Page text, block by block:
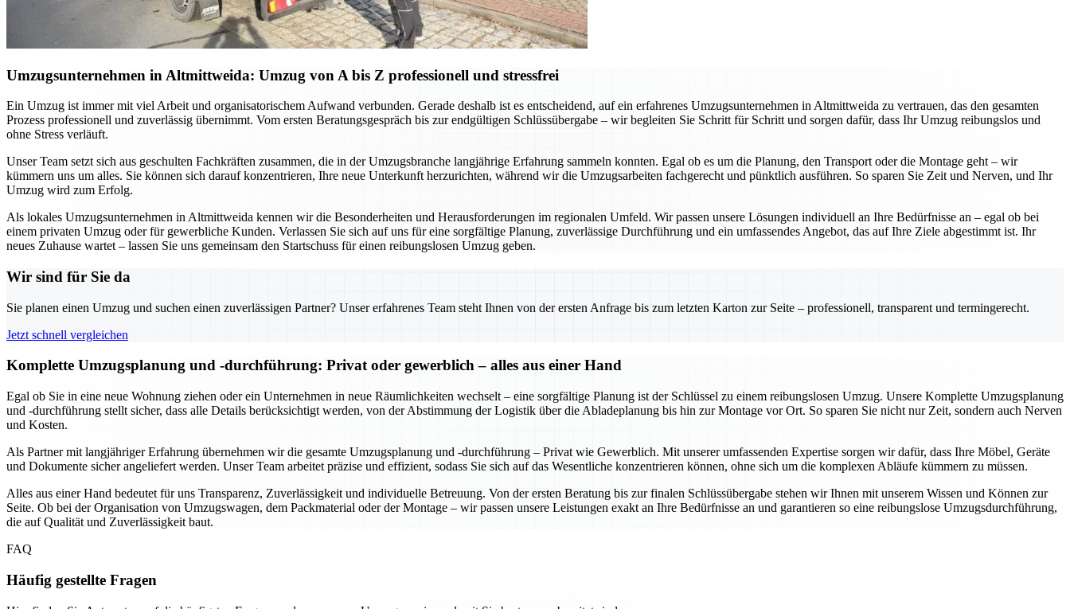
Umzugsunternehmen in Altmittweida: Umzug von A bis Z professionell und stressfrei
Ein Umzug ist immer mit viel Arbeit und organisatorischem Aufwand verbunden. Gerade deshalb ist es entscheidend, auf ein erfahrenes Umzugsunternehmen in Altmittweida zu vertrauen, das den gesamten
Prozess professionell und zuverlässig übernimmt. Vom ersten Beratungsgespräch bis zur endgültigen Schlüssübergabe – wir begleiten Sie Schritt für Schritt und sorgen dafür, dass Ihr Umzug reibungslos und
ohne Stress verläuft.
Unser Team setzt sich aus geschulten Fachkräften zusammen, die in der Umzugsbranche langjährige Erfahrung sammeln konnten. Egal ob es um die Planung, den Transport oder die Montage geht – wir
kümmern uns um alles. Sie können sich darauf konzentrieren, Ihre neue Unterkunft herzurichten, während wir die Umzugsarbeiten fachgerecht und pünktlich ausführen. So sparen Sie Zeit und Nerven, und Ihr
Umzug wird zum Erfolg.
Als lokales Umzugsunternehmen in Altmittweida kennen wir die Besonderheiten und Herausforderungen im regionalen Umfeld. Wir passen unsere Lösungen individuell an Ihre Bedürfnisse an – egal ob bei
einem privaten Umzug oder für gewerbliche Kunden. Verlassen Sie sich auf uns für eine sorgfältige Planung, zuverlässige Durchführung und ein umfassendes Angebot, das auf Ihre Ziele abgestimmt ist. Ihr
neues Zuhause wartet – lassen Sie uns gemeinsam den Startschuss für einen reibungslosen Umzug geben.
Wir sind für Sie da
Sie planen einen Umzug und suchen einen zuverlässigen Partner? Unser erfahrenes Team steht Ihnen von der ersten Anfrage bis zum letzten Karton zur Seite – professionell, transparent und termingerecht.
Jetzt schnell vergleichen
Komplette Umzugsplanung und -durchführung: Privat oder gewerblich – alles aus einer Hand
Egal ob Sie in eine neue Wohnung ziehen oder ein Unternehmen in neue Räumlichkeiten wechselt – eine sorgfältige Planung ist der Schlüssel zu einem reibungslosen Umzug. Unsere Komplette Umzugsplanung
und -durchführung stellt sicher, dass alle Details berücksichtigt werden, von der Abstimmung der Logistik über die Abladeplanung bis hin zur Montage vor Ort. So sparen Sie nicht nur Zeit, sondern auch Nerven
und Kosten.
Als Partner mit langjähriger Erfahrung übernehmen wir die gesamte Umzugsplanung und -durchführung – Privat wie Gewerblich. Mit unserer umfassenden Expertise sorgen wir dafür, dass Ihre Möbel, Geräte
und Dokumente sicher angeliefert werden. Unser Team arbeitet präzise und effizient, sodass Sie sich auf das Wesentliche konzentrieren können, ohne sich um die komplexen Abläufe kümmern zu müssen.
Alles aus einer Hand bedeutet für uns Transparenz, Zuverlässigkeit und individuelle Betreuung. Von der ersten Beratung bis zur finalen Schlüssübergabe stehen wir Ihnen mit unserem Wissen und Können zur
Seite. Ob bei der Organisation von Umzugswagen, dem Packmaterial oder der Montage – wir passen unsere Leistungen exakt an Ihre Bedürfnisse an und garantieren so eine reibungslose Umzugsdurchführung,
die auf Qualität und Zuverlässigkeit baut.
FAQ
Häufig gestellte Fragen